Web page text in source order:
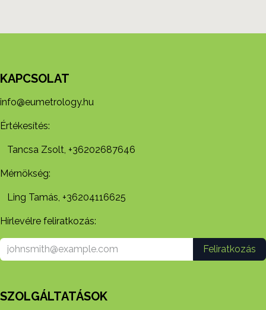
KAPCSOLAT
info@eumetrology.hu
Értékesítés:
Tancsa Zsolt, +36202687646
Mérnökség:
Ling Tamás, +36204116625
Hírlevélre feliratkozás:
Feliratkozás
SZOLGÁLTATÁSOK